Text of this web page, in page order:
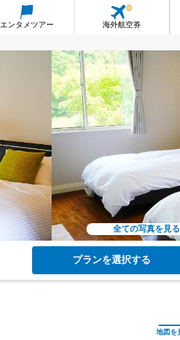
エンタメツアー 海外航空券
全ての写真を見る
プランを選択する